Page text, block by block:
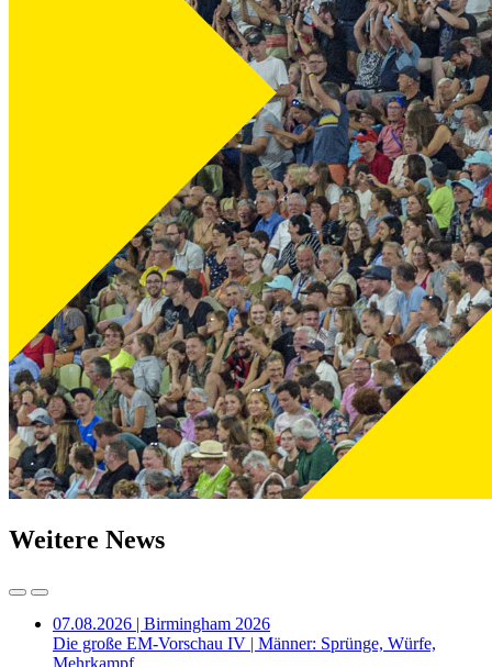
Weitere News
07.08.2026 | Birmingham 2026
Die große EM-Vorschau IV | Männer: Sprünge, Würfe,
Mehrkampf